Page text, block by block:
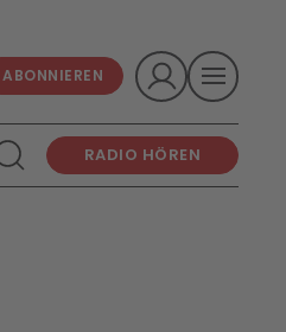
ABONNIEREN
RADIO HÖREN